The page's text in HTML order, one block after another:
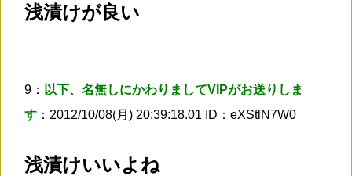
浅漬けが良い
9： 以下、名無しにかわりましてVIPがお送りしま
す ：2012/10/08(月) 20:39:18.01 ID：eXStlN7W0
浅漬けいいよね